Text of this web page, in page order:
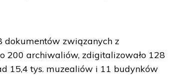
dokumentów związanych z
200 archiwaliów, zdigitalizowało 128
15,4 tys. muzealiów i 11 budynków